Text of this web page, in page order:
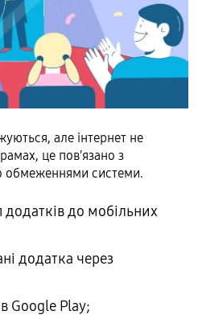
але інтернет не
це пов'язано з
обмеженнями системи.
додатків до мобільних
додатка через
Google Play;